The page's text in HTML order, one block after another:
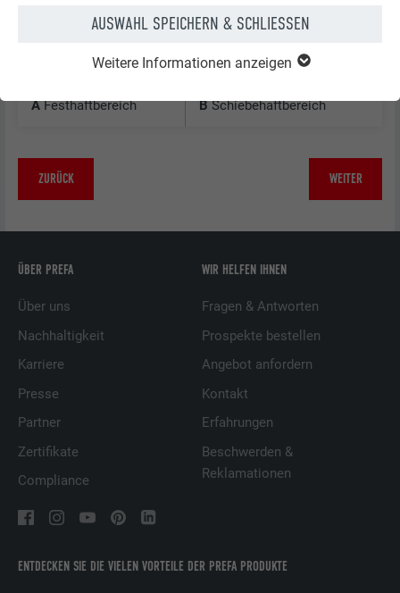
AUSWAHL SPEICHERN & SCHLIESSEN
Weitere Informationen anzeigen
Festhaftbereich
AFesthaftbereich BSchiebehaftbereich
ZURÜCK WEITER
ENTDECKEN SIE DIE VIELEN VORTEILE DER PREFA PRODUKTE
ÜBER PREFA
Über uns
Nachhaltigkeit
Karriere
Presse
Partner
Zertifikate
Compliance
WIR HELFEN IHNEN
Fragen & Antworten
Prospekte bestellen
Angebot anfordern
Kontakt
Erfahrungen
Beschwerden &
Reklamationen